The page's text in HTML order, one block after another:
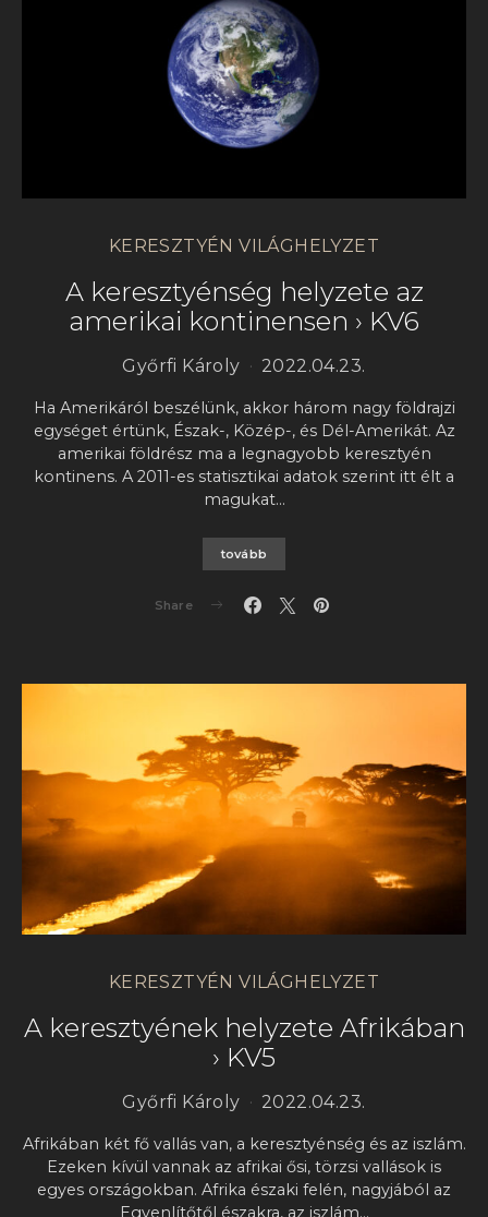
KERESZTYÉN VILÁGHELYZET
A keresztyénség helyzete az
amerikai kontinensen › KV6
Győrfi Károly 2022.04.23.
Ha Amerikáról beszélünk, akkor három nagy földrajzi
egységet értünk, Észak-, Közép-, és Dél-Amerikát. Az
amerikai földrész ma a legnagyobb keresztyén
kontinens. A 2011-es statisztikai adatok szerint itt élt a
magukat…
tovább
Share
KERESZTYÉN VILÁGHELYZET
A keresztyének helyzete Afrikában
› KV5
Győrfi Károly 2022.04.23.
Afrikában két fő vallás van, a keresztyénség és az iszlám.
Ezeken kívül vannak az afrikai ősi, törzsi vallások is
egyes országokban. Afrika északi felén, nagyjából az
Egyenlítőtől északra, az iszlám…